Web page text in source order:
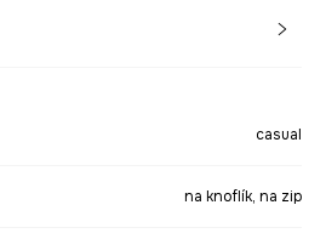
casual
na knoflík, na zip